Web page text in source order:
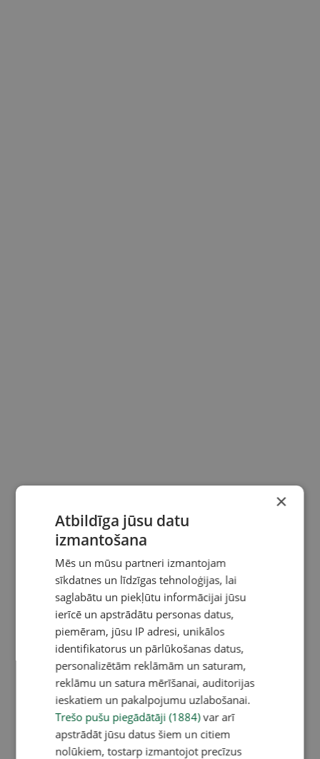
×
Atbildīga jūsu datu
izmantošana
Mēs un mūsu partneri izmantojam
sīkdatnes un līdzīgas tehnoloģijas, lai
saglabātu un piekļūtu informācijai jūsu
ierīcē un apstrādātu personas datus,
piemēram, jūsu IP adresi, unikālos
identifikatorus un pārlūkošanas datus,
personalizētām reklāmām un saturam,
reklāmu un satura mērīšanai, auditorijas
ieskatiem un pakalpojumu uzlabošanai.
Trešo pušu piegādātāji (1884)var arī
apstrādāt jūsu datus šiem un citiem
nolūkiem, tostarp izmantojot precīzus